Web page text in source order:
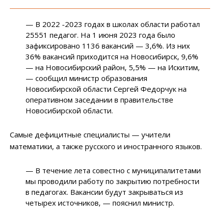
— В 2022 -2023 годах в школах области работал
25551 педагог. На 1 июня 2023 года было
зафиксировано 1136 вакансий — 3,6%. Из них
36% вакансий приходится на Новосибирск, 9,6%
— на Новосибирский район, 5,5% — на Искитим,
— сообщил министр образования
Новосибирской области Сергей Федорчук на
оперативном заседании в правительстве
Новосибирской области.
Самые дефицитные специалисты — учители
математики, а также русского и иностранного языков.
— В течение лета совестно с муниципалитетами
мы проводили работу по закрытию потребности
в педагогах. Вакансии будут закрываться из
четырех источников, — пояснил министр.